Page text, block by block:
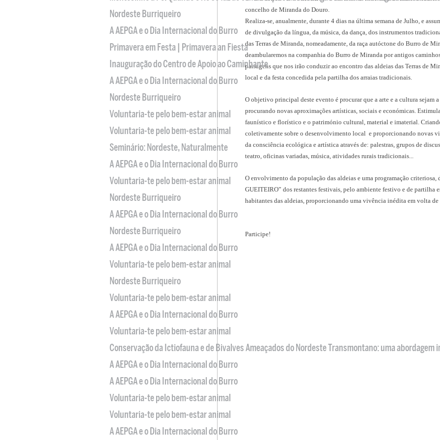
concelho de Miranda do Douro.
Realiza-se, anualmente, durante 4 dias na última semana de Julho, e
de divulgação da língua, da música, da dança, dos instrumentos
das Terras de Miranda, nomeadamente, da raça autóctone do Burro de
deambularemos na companhia do Burro de Miranda por antigos
paisagens que nos irão conduzir ao encontro das aldeias das Terras de
local e da festa concedida pela partilha dos arraias tradicionais.
O objetivo principal deste evento é procurar que a arte e a cultura sejam
procurando novas aproximações artísticas, sociais e económicas.
faunístico e florístico e o património cultural, material e imaterial.
coletivamente sobre o desenvolvimento local e proporcionando novas
da consciência ecológica e artística através de: palestras, grupos de
teatro, oficinas variadas, música, atividades rurais tradicionais...
O envolvimento da população das aldeias e uma programação
GUEITEIRO” dos restantes festivais, pelo ambiente festivo e de partilha
habitantes das aldeias, proporcionando uma vivência inédita em volta
Participe!
Nordeste Burriqueiro
A AEPGA e o Dia Internacional do Burro
Primavera em Festa | Primavera an Fiesta
Inauguração do Centro de Apoio ao Caminhante
A AEPGA e o Dia Internacional do Burro
Nordeste Burriqueiro
Voluntaria-te pelo bem-estar animal
Voluntaria-te pelo bem-estar animal
Seminário: Nordeste, Naturalmente
A AEPGA e o Dia Internacional do Burro
Voluntaria-te pelo bem-estar animal
Nordeste Burriqueiro
A AEPGA e o Dia Internacional do Burro
Nordeste Burriqueiro
A AEPGA e o Dia Internacional do Burro
Voluntaria-te pelo bem-estar animal
Nordeste Burriqueiro
Voluntaria-te pelo bem-estar animal
A AEPGA e o Dia Internacional do Burro
Voluntaria-te pelo bem-estar animal
Conservação da Ictiofauna e de Bivalves Ameaçados do Nordeste Transmontano: uma abordagem
A AEPGA e o Dia Internacional do Burro
A AEPGA e o Dia Internacional do Burro
Voluntaria-te pelo bem-estar animal
Voluntaria-te pelo bem-estar animal
A AEPGA e o Dia Internacional do Burro